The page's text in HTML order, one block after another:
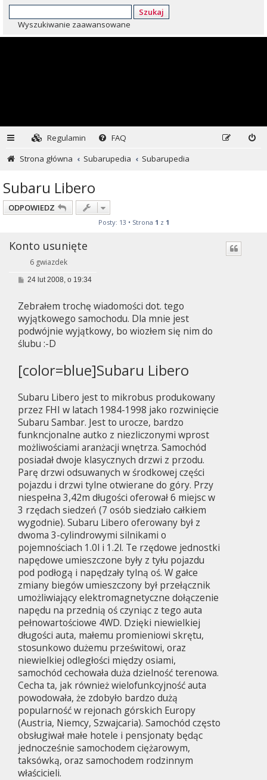
Szukaj
Wyszukiwanie zaawansowane
Regulamin
FAQ
Strona główna
Subarupedia Subarupedia
Subaru Libero
ODPOWIEDZ
Posty: 13 • Strona 1 z 1
Konto usunięte
6 gwiazdek
P
t
24 lut 2008, o 19:34
Zebrałem trochę wiadomości dot. tego
wyjątkowego samochodu. Dla mnie jest
podwójnie wyjątkowy, bo wiozłem się nim do
ślubu :-D
[color=blue]Subaru Libero
Subaru Libero jest to mikrobus produkowany
przez FHI w latach 1984-1998 jako rozwinięcie
Subaru Sambar. Jest to urocze, bardzo
funkncjonalne autko z niezliczonymi wprost
możliwościami aranżacji wnętrza. Samochód
posiadał dwoje klasycznych drzwi z przodu.
Parę drzwi odsuwanych w środkowej części
pojazdu i drzwi tylne otwierane do góry. Przy
niespełna 3,42m długości oferował 6 miejsc w
3 rzędach siedzeń (7 osób siedziało całkiem
wygodnie). Subaru Libero oferowany był z
dwoma 3-cylindrowymi silnikami o
pojemnościach 1.0l i 1.2l. Te rzędowe jednostki
napędowe umieszczone były z tyłu pojazdu
pod podłogą i napędzały tylną oś. W gałce
zmiany biegów umieszczony był przełącznik
umożliwiający elektromagnetyczne dołączenie
napędu na przednią oś czyniąc z tego auta
pełnowartościowe 4WD. Dzięki niewielkiej
długości auta, małemu promieniowi skrętu,
stosunkowo dużemu prześwitowi, oraz
niewielkiej odległości między osiami,
samochód cechowała duża dzielność terenowa.
Cecha ta, jak również wielofunkcyjność auta
powodowała, że zdobyło bardzo dużą
popularność w rejonach górskich Europy
(Austria, Niemcy, Szwajcaria). Samochód często
obsługiwał małe hotele i pensjonaty będąc
jednocześnie samochodem ciężarowym,
taksówką, oraz samochodem rodzinnym
właścicieli.